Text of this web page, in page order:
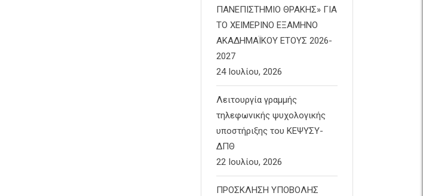
ΠΑΝΕΠΙΣΤΗΜΙΟ ΘΡΑΚΗΣ» ΓΙΑ
ΤΟ ΧΕΙΜΕΡΙΝΟ ΕΞΑΜΗΝΟ
ΑΚΑΔΗΜΑΪΚΟΥ ΕΤΟΥΣ 2026-
2027
24 Ιουλίου, 2026
Λειτουργία γραμμής
τηλεφωνικής ψυχολογικής
υποστήριξης του ΚΕΨΥΣΥ-
ΔΠΘ
22 Ιουλίου, 2026
ΠΡΟΣΚΛΗΣΗ ΥΠΟΒΟΛΗΣ